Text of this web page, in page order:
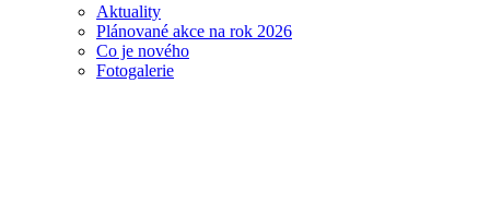
Aktuality
Plánované akce na rok 2026
Co je nového
Fotogalerie